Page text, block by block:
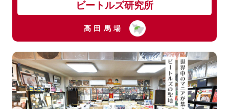
ビートルズ研究所
高田馬場